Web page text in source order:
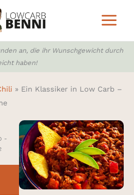
an, die ihr Wunschgewicht durch
haben!
» Ein Klassiker in Low Carb –
–